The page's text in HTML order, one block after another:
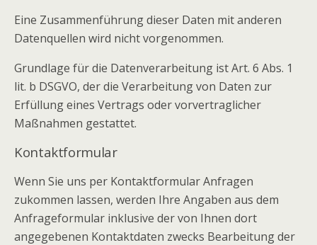
Eine Zusammenführung dieser Daten mit anderen
Datenquellen wird nicht vorgenommen.
Grundlage für die Datenverarbeitung ist Art. 6 Abs. 1
lit. b DSGVO, der die Verarbeitung von Daten zur
Erfüllung eines Vertrags oder vorvertraglicher
Maßnahmen gestattet.
Kontaktformular
Wenn Sie uns per Kontaktformular Anfragen
zukommen lassen, werden Ihre Angaben aus dem
Anfrageformular inklusive der von Ihnen dort
angegebenen Kontaktdaten zwecks Bearbeitung der